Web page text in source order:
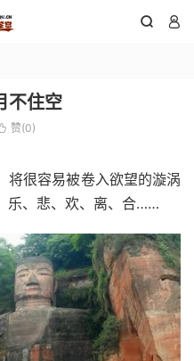
 
不住空
赞(0)
很容易被卷入欲望的漩涡
乐、悲、欢、离、合……